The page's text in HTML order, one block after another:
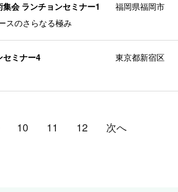
会 ランチョンセミナー1
スのさらなる極み
福岡県福岡市
セミナー4
東京都新宿区
10 11 12 次へ